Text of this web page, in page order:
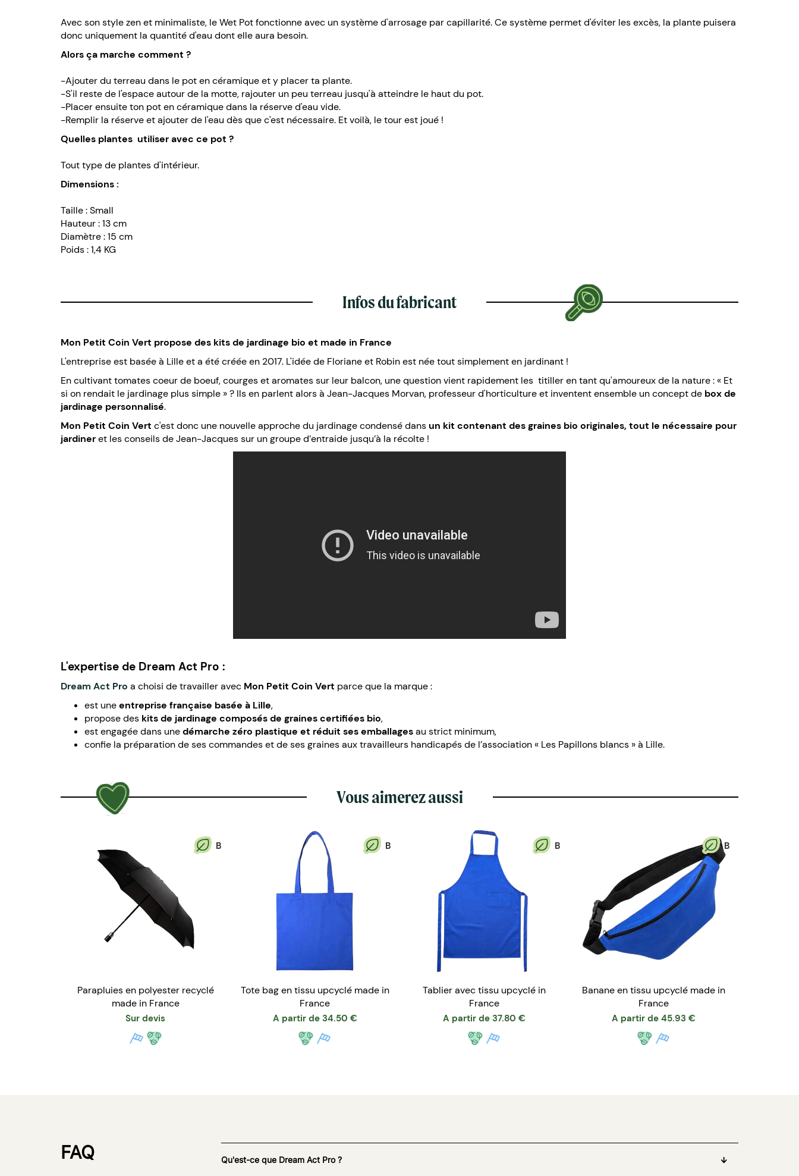
Avec son style zen et minimaliste, le Wet Pot fonctionne avec un système d'arrosage par capillarité. Ce système permet d'éviter les excès, la plante puisera
donc uniquement la quantité d'eau dont elle aura besoin.
Alors ça marche comment ?
-Ajouter du terreau dans le pot en céramique et y placer ta plante.
-S'il reste de l'espace autour de la motte, rajouter un peu terreau jusqu'à atteindre le haut du pot.
-Placer ensuite ton pot en céramique dans la réserve d'eau vide.
-Remplir la réserve et ajouter de l'eau dès que c'est nécessaire. Et voilà, le tour est joué !
Quelles plantes utiliser avec ce pot ?
Tout type de plantes d'intérieur.
Dimensions :
Taille : Small
Hauteur : 13 cm
Diamètre : 15 cm
Poids : 1,4 KG
Infos du fabricant
Mon Petit Coin Vert propose des kits de jardinage bio et made in France
L'entreprise est basée à Lille et a été créée en 2017. L'idée de Floriane et Robin est née tout simplement en jardinant !
En cultivant tomates coeur de boeuf, courges et aromates sur leur balcon, une question vient rapidement les titiller en tant qu'amoureux de la nature : « Et
si on rendait le jardinage plus simple » ? Ils en parlent alors à Jean-Jacques Morvan, professeur d'horticulture et inventent ensemble un concept de box de
jardinage personnalisé.
Mon Petit Coin Vert c'est donc une nouvelle approche du jardinage condensé dansun kit contenant des graines bio originales, tout le nécessaire pour
jardineret les conseils de Jean-Jacques sur un groupe d’entraide jusqu’à la récolte !
L'expertise de Dream Act Pro :
Dream Act Pro a choisi de travailler avec Mon Petit Coin Vert parce que la marque :
est uneentreprise française basée à Lille,
propose des kits de jardinage composés de graines certifiées bio,
est engagée dans unedémarche zéro plastique et réduit ses emballagesau strict minimum,
confie la préparation de ses commandes et de ses graines aux travailleurs handicapés de l’association « Les Papillons blancs » à Lille.
Vous aimerez aussi
B
Parapluies en polyester recyclé
made in France
Sur devis
B
Tote bag en tissu upcyclé made in
France
A partir de 34.50 €
B
Tablier avec tissu upcyclé in
France
A partir de 37.80 €
B
Banane en tissu upcyclé made in
France
A partir de 45.93 €
FAQ Qu'est-ce que Dream Act Pro ?